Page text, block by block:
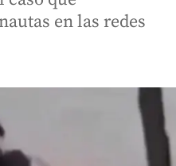
en las redes